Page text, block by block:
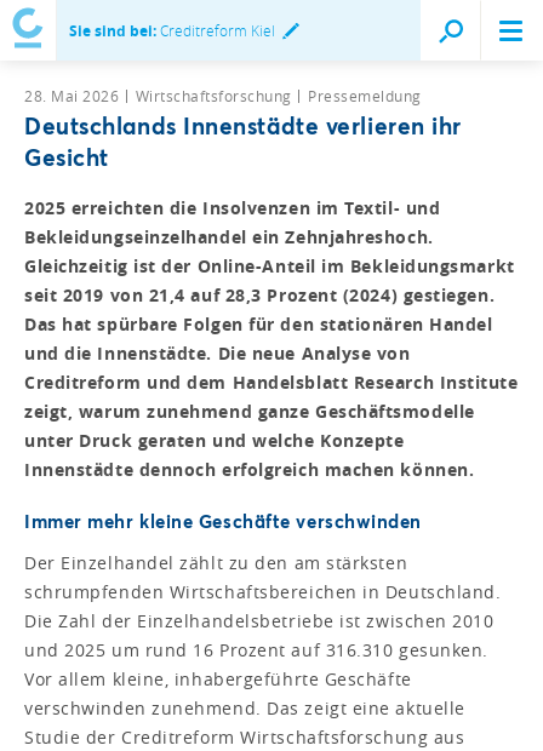
Sie sind bei:Creditreform Kiel
28. Mai 2026 Wirtschaftsforschung Pressemeldung
Deutschlands Innenstädte verlieren ihr
Gesicht
2025 erreichten die Insolvenzen im Textil- und
Bekleidungseinzelhandel ein Zehnjahreshoch.
Gleichzeitig ist der Online-Anteil im Bekleidungsmarkt
seit 2019 von 21,4 auf 28,3 Prozent (2024) gestiegen.
Das hat spürbare Folgen für den stationären Handel
und die Innenstädte. Die neue Analyse von
Creditreform und dem Handelsblatt Research Institute
zeigt, warum zunehmend ganze Geschäftsmodelle
unter Druck geraten und welche Konzepte
Innenstädte dennoch erfolgreich machen können.
Immer mehr kleine Geschäfte verschwinden
Der Einzelhandel zählt zu den am stärksten
schrumpfenden Wirtschaftsbereichen in Deutschland.
Die Zahl der Einzelhandelsbetriebe ist zwischen 2010
und 2025 um rund 16 Prozent auf 316.310 gesunken.
Vor allem kleine, inhabergeführte Geschäfte
verschwinden zunehmend. Das zeigt eine aktuelle
Studie der Creditreform Wirtschaftsforschung aus